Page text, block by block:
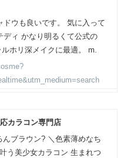
ドウも良いです。 気に入って
ディ かなり明るくて公式の
ホリ深メイクに最適。 m.
カラコン専門店
ブラウン? ＼色素薄めなち
う美少女カラコン 生まれつ